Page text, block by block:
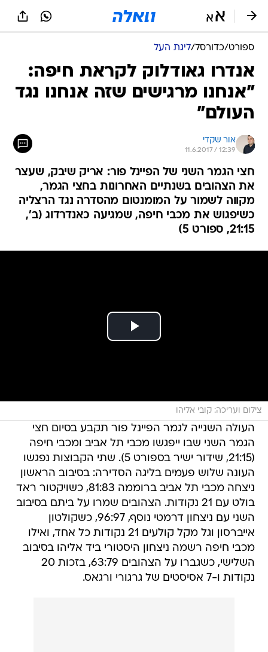
ספורט/כדורסל/ליגת העל
אנדרו גאודלוק לקראת חיפה:
"אנחנו מרגישים שזה אנחנו נגד
העולם"
אור שקדי
11.6.2017 / 12:39
חצי הגמר השני של הפיינל פור: אריק שיבק, שעצר
את הצהובים בשנתיים האחרונות בחצי הגמר,
מקווה לשמור על המומנטום מהסדרה נגד הרצליה
כשיפגוש את מכבי חיפה, שמגיעה כאנדרדוג (ב',
21:15, ספורט 5)
צילום ועריכה: קובי אליהו
העולה השנייה לגמר הפיינל פור תקבע בסיום חצי
הגמר השני שבו ייפגשו מכבי תל אביב ומכבי חיפה
(21:15, שידור ישיר בספורט 5). שתי הקבוצות נפגשו
העונה שלוש פעמים בליגה הסדירה: בסיבוב הראשון
ניצחה מכבי תל אביב ברוממה 81:83, כשויקטור ראד
בולט עם 21 נקודות. הצהובים שמרו על ביתם בסיבוב
השני עם ניצחון דרמטי נוסף, 96:97, כשקולטון
אייברסון וגל מקל קולעים 21 נקודות כל אחד, ואילו
מכבי חיפה רשמה ניצחון היסטורי ביד אליהו בסיבוב
השלישי, כשגברו על הצהובים 63:79, בזכות 20
נקודות ו-7 אסיסטים של גרגורי ורגאס.